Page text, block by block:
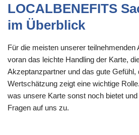
LOCALBENEFITS
im Überblick
Für die meisten unserer teilnehmenden
voran das leichte Handling der Karte,
Akzeptanzpartner und das gute
Wertschätzung zeigt eine wichtige
was unsere Karte sonst noch bietet
Fragen auf uns zu.